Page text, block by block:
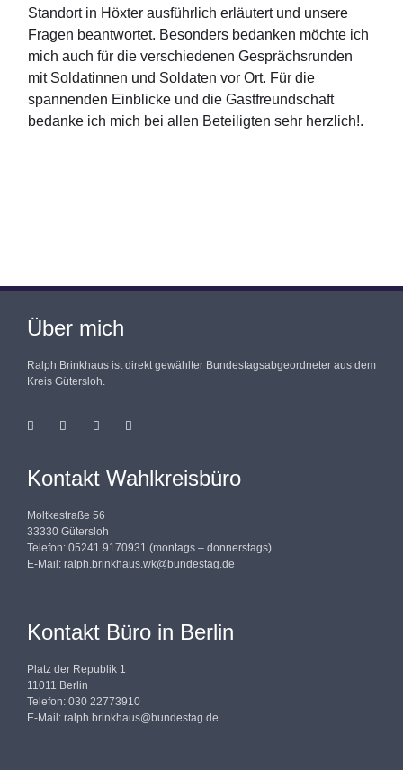
Standort in Höxter ausführlich erläutert und unsere
Fragen beantwortet. Besonders bedanken möchte ich
mich auch für die verschiedenen Gesprächsrunden
mit Soldatinnen und Soldaten vor Ort. Für die
spannenden Einblicke und die Gastfreundschaft
bedanke ich mich bei allen Beteiligten sehr herzlich!.
Über mich
Ralph Brinkhaus ist direkt gewählter Bundestagsabgeordneter aus dem
Kreis Gütersloh.
Kontakt Wahlkreisbüro
Moltkestraße 56
33330 Gütersloh
Telefon: 05241 9170931 (montags – donnerstags)
E-Mail: ralph.brinkhaus.wk@bundestag.de
Kontakt Büro in Berlin
Platz der Republik 1
11011 Berlin
Telefon: 030 22773910
E-Mail: ralph.brinkhaus@bundestag.de